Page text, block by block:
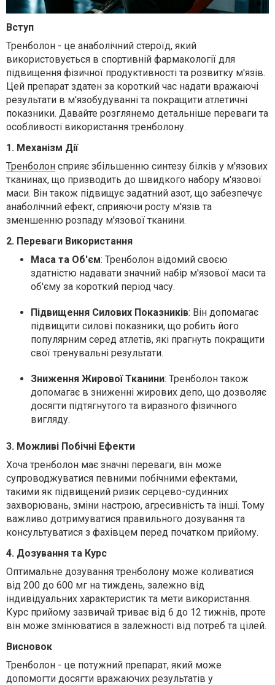
Вступ
Тренболон - це анаболічний стероїд, який
використовується в спортивній фармакології для
підвищення фізичної продуктивності та розвитку м'язів.
Цей препарат здатен за короткий час надати вражаючі
результати в м'язобудуванні та покращити атлетичні
показники. Давайте розглянемо детальніше переваги та
особливості використання тренболону.
1. Механізм Дії
Тренболон сприяє збільшенню синтезу білків у м'язових
тканинах, що призводить до швидкого набору м'язової
маси. Він також підвищує задатний азот, що забезпечує
анаболічний ефект, сприяючи росту м'язів та
зменшенню розпаду м'язової тканини.
2. Переваги Використання
Маса та Об'єм: Тренболон відомий своєю
здатністю надавати значний набір м'язової маси та
об'єму за короткий період часу.
Підвищення Силових Показників: Він допомагає
підвищити силові показники, що робить його
популярним серед атлетів, які прагнуть покращити
свої тренувальні результати.
Зниження Жирової Тканини: Тренболон також
допомагає в зниженні жирових депо, що дозволяє
досягти підтягнутого та виразного фізичного
вигляду.
3. Можливі Побічні Ефекти
Хоча тренболон має значні переваги, він може
супроводжуватися певними побічними ефектами,
такими як підвищений ризик серцево-судинних
захворювань, зміни настрою, агресивність та інші. Тому
важливо дотримуватися правильного дозування та
консультуватися з фахівцем перед початком прийому.
4. Дозування та Курс
Оптимальне дозування тренболону може коливатися
від 200 до 600 мг на тиждень, залежно від
індивідуальних характеристик та мети використання.
Курс прийому зазвичай триває від 6 до 12 тижнів, проте
він може змінюватися в залежності від потреб та цілей.
Висновок
Тренболон - це потужний препарат, який може
допомогти досягти вражаючих результатів у